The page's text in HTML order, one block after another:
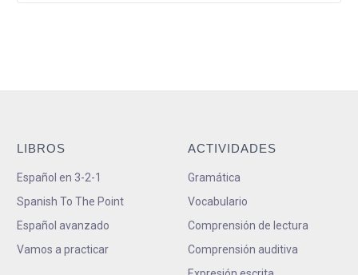
LIBROS
Español en 3-2-1
Spanish To The Point
Español avanzado
Vamos a practicar
ACTIVIDADES
Gramática
Vocabulario
Comprensión de lectura
Comprensión auditiva